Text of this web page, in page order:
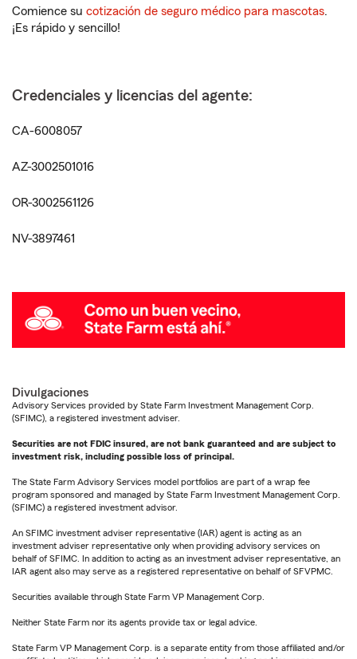
Comience su cotización de seguro médico para mascotas.
¡Es rápido y sencillo!
Credenciales y licencias del agente:
CA-6008057
AZ-3002501016
OR-3002561126
NV-3897461
Divulgaciones
Advisory Services provided by State Farm Investment Management Corp.
(SFIMC), a registered investment adviser.
Securities are not FDIC insured, are not bank guaranteed and are subject to
investment risk, including possible loss of principal.
The State Farm Advisory Services model portfolios are part of a wrap fee
program sponsored and managed by State Farm Investment Management Corp.
(SFIMC) a registered investment advisor.
An SFIMC investment adviser representative (IAR) agent is acting as an
investment adviser representative only when providing advisory services on
behalf of SFIMC. In addition to acting as an investment adviser representative, an
IAR agent also may serve as a registered representative on behalf of SFVPMC.
Securities available through State Farm VP Management Corp.
Neither State Farm nor its agents provide tax or legal advice.
State Farm VP Management Corp. is a separate entity from those affiliated and/or